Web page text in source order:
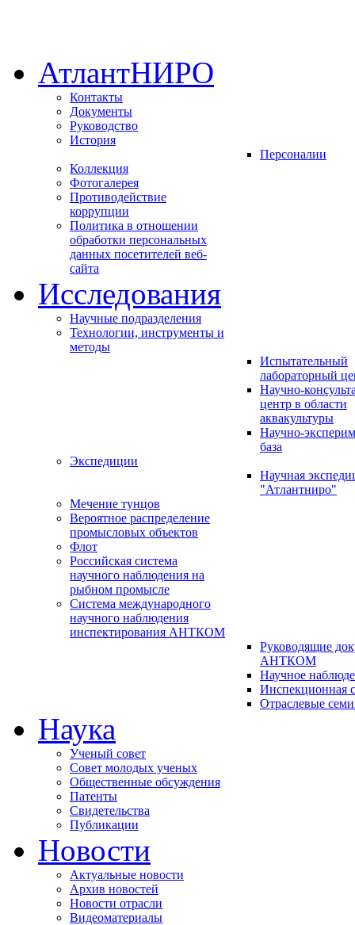
АтлантНИРО
Контакты
Документы
Руководство
История
Персоналии
Коллекция
Фотогалерея
Противодействие
коррупции
Политика в отношении
обработки персональных
данных посетителей веб-
сайта
Исследования
Научные подразделения
Технологии, инструменты и
методы
Испытательный
лабораторный
Научно-
центр в области
аквакультуры
Научно-
база
Экспедиции
Научная
"Атлантниро"
Мечение тунцов
Вероятное распределение
промысловых объектов
Флот
Российская система
научного наблюдения на
рыбном промысле
Система международного
научного наблюдения
инспектирования АНТКОМ
Руководящие
АНТКОМ
Научное
Инспекционная
Отраслевые
Наука
Ученый совет
Совет молодых ученых
Общественные обсуждения
Патенты
Свидетельства
Публикации
Новости
Актуальные новости
Архив новостей
Новости отрасли
Видеоматериалы